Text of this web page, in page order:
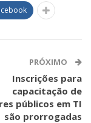
PRÓXIMO
Inscrições para
capacitação de
públicos em TI
são prorrogadas